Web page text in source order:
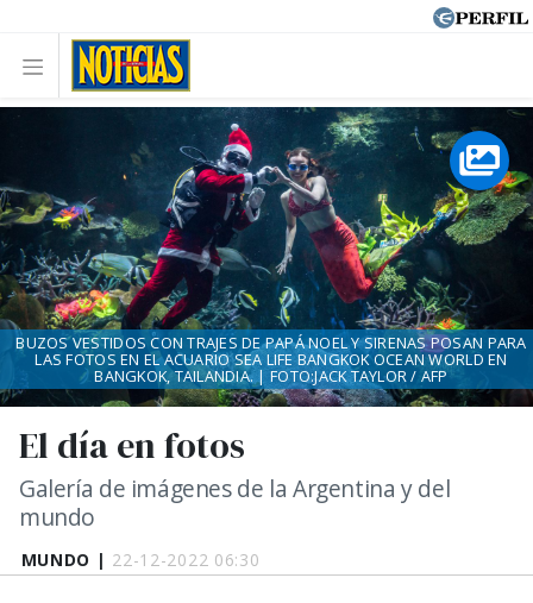
MUNDO | 22-12-2022 06:30
El día en fotos
Galería de imágenes de la Argentina y del
mundo
BUZOS VESTIDOS CON TRAJES DE PAPÁ NOEL Y SIRENAS POSAN PARA
LAS FOTOS EN EL ACUARIO SEA LIFE BANGKOK OCEAN WORLD EN
BANGKOK, TAILANDIA. | FOTO:JACK TAYLOR / AFP